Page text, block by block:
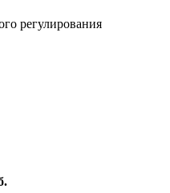
регулирования